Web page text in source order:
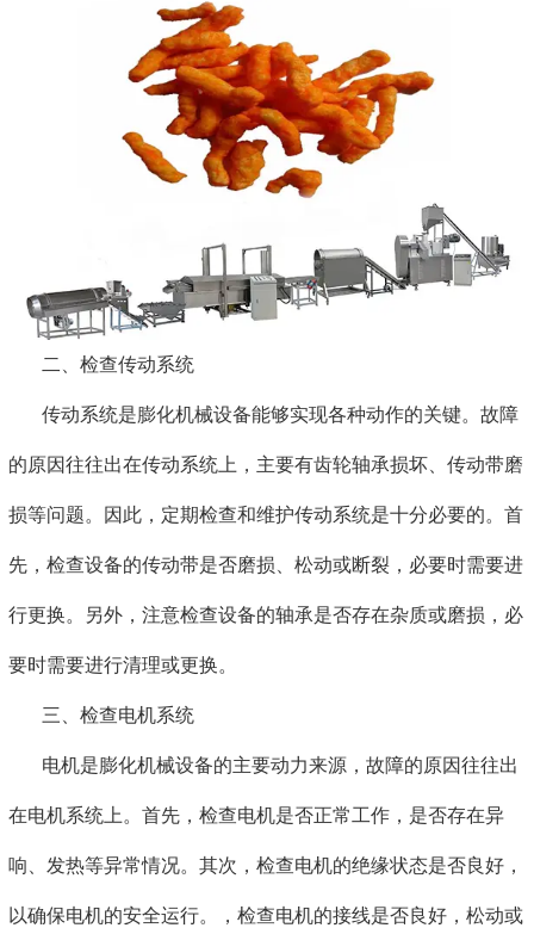
二、检查传动系统
传动系统是膨化机械设备能够实现各种动作的关键。故障
的原因往往出在传动系统上，主要有齿轮轴承损坏、传动带磨
损等问题。因此，定期检查和维护传动系统是十分必要的。首
先，检查设备的传动带是否磨损、松动或断裂，必要时需要进
行更换。另外，注意检查设备的轴承是否存在杂质或磨损，必
要时需要进行清理或更换。
三、检查电机系统
电机是膨化机械设备的主要动力来源，故障的原因往往出
在电机系统上。首先，检查电机是否正常工作，是否存在异
响、发热等异常情况。其次，检查电机的绝缘状态是否良好，
以确保电机的安全运行。，检查电机的接线是否良好，松动或